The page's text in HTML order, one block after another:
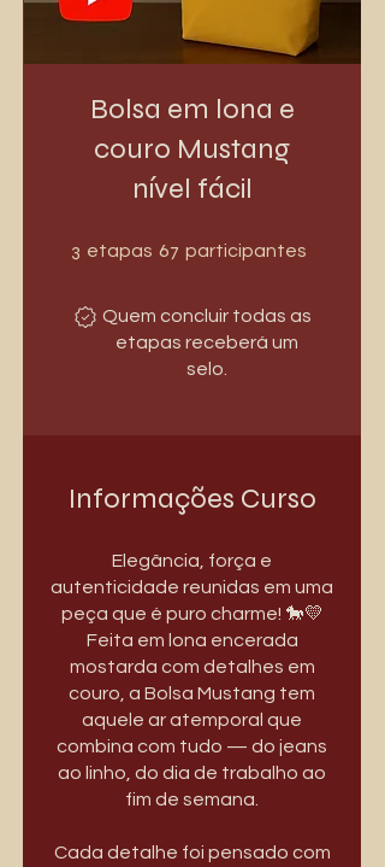
Bolsa em lona e
couro Mustang
nível fácil
3 etapas 3 etapas
67 participantes
Quem concluir todas as
etapas receberá um
selo.
Informações Curso
Elegância, força e
autenticidade reunidas em uma
peça que é puro charme! 🐎💛
Feita em lona encerada
mostarda com detalhes em
couro, a Bolsa Mustang tem
aquele ar atemporal que
combina com tudo — do jeans
ao linho, do dia de trabalho ao
fim de semana.
Cada detalhe foi pensado com